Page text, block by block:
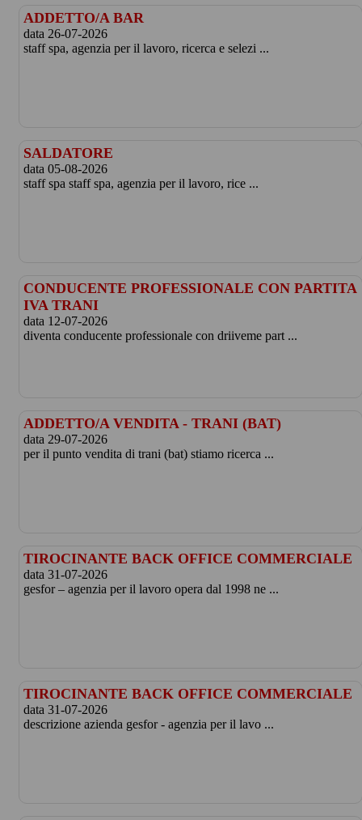
ADDETTO/A BAR
data 26-07-2026
staff spa, agenzia per il lavoro, ricerca e selezi ...
SALDATORE
data 05-08-2026
staff spa staff spa, agenzia per il lavoro, rice ...
CONDUCENTE PROFESSIONALE CON PARTITA
IVA TRANI
data 12-07-2026
diventa conducente professionale con driiveme part ...
ADDETTO/A VENDITA - TRANI (BAT)
data 29-07-2026
per il punto vendita di trani (bat) stiamo ricerca ...
TIROCINANTE BACK OFFICE COMMERCIALE
data 31-07-2026
gesfor – agenzia per il lavoro opera dal 1998 ne ...
TIROCINANTE BACK OFFICE COMMERCIALE
data 31-07-2026
descrizione azienda gesfor - agenzia per il lavo ...